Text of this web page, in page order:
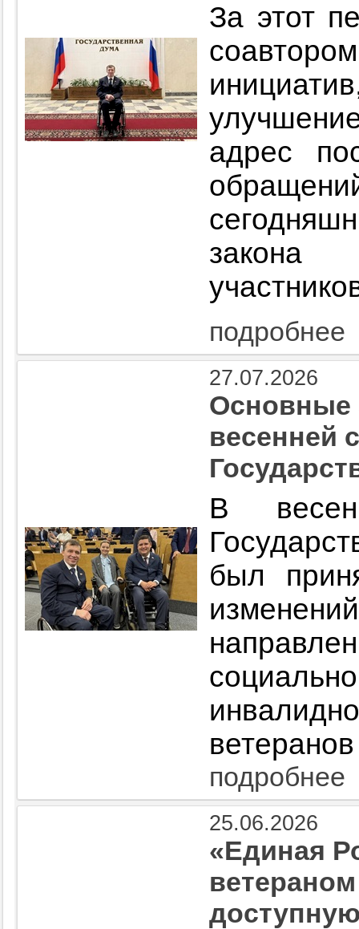
За этот
адрес
закона
подробнее
27.07.2026
Основные
весенней
В
был
подробнее
25.06.2026
«Единая